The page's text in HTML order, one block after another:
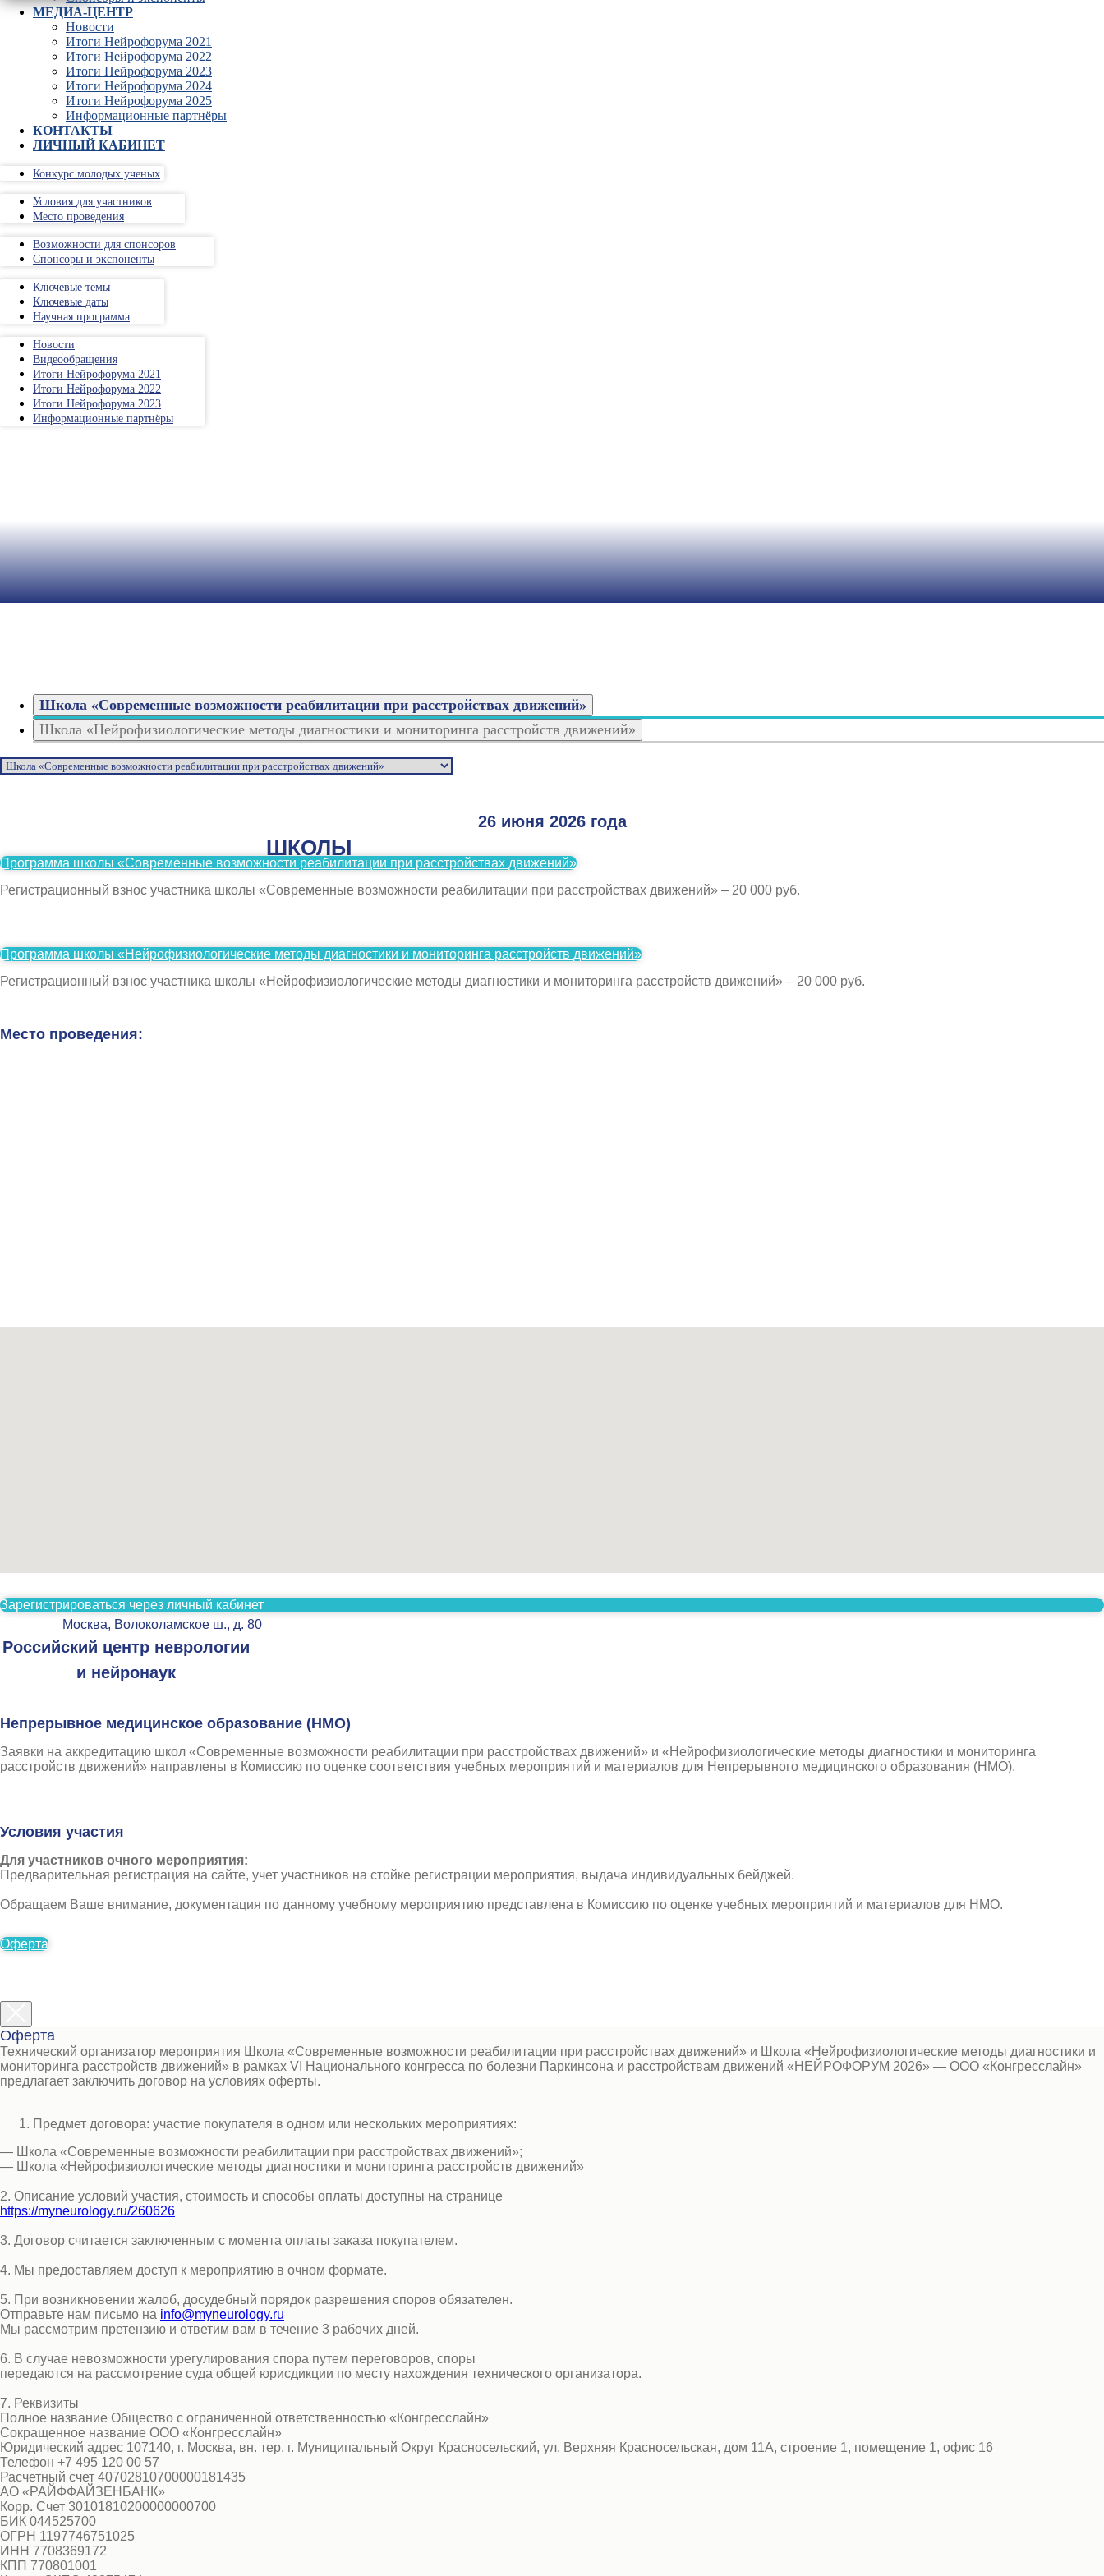
МЕДИА-ЦЕНТР
Новости
Итоги Нейрофорума 2021
Итоги Нейрофорума 2022
Итоги Нейрофорума 2023
Итоги Нейрофорума 2024
Итоги Нейрофорума 2025
Информационные партнёры
КОНТАКТЫ
ЛИЧНЫЙ КАБИНЕТ
Конкурс молодых ученых
Условия для участников
Место проведения
Возможности для спонсоров
Спонсоры и экспоненты
Ключевые темы
Ключевые даты
Научная программа
Новости
Видеообращения
Итоги Нейрофорума 2021
Итоги Нейрофорума 2022
Итоги Нейрофорума 2023
Информационные партнёры
ШКОЛЫ
Школа «Современные возможности реабилитации при расстройствах движений»
Школа «Нейрофизиологические методы диагностики и мониторинга расстройств движений»
26 июня 2026 года
Программа школы «Современные возможности реабилитации при расстройствах движений»
Регистрационный взнос участника школы «Современные возможности реабилитации при расстройствах движений» – 20 000 руб.
Программа школы «Нейрофизиологические методы диагностики и мониторинга расстройств движений»
Регистрационный взнос участника школы «Нейрофизиологические методы диагностики и мониторинга расстройств движений» – 20 000 руб.
Место проведения:
Москва, Волоколамское ш., д. 80
Российский центр неврологии
и нейронаук
Зарегистрироваться через личный кабинет
Непрерывное медицинское образование (НМО)
Заявки на аккредитацию школ «Современные возможности реабилитации при расстройствах движений» и «Нейрофизиологические методы диагностики и мониторинга
расстройств движений» направлены в Комиссию по оценке соответствия учебных мероприятий и материалов для Непрерывного медицинского образования (НМО).
Условия участия
Для участников очного мероприятия:
Предварительная регистрация на сайте, учет участников на стойке регистрации мероприятия, выдача индивидуальных бейджей.
Обращаем Ваше внимание, документация по данному учебному мероприятию представлена в Комиссию по оценке учебных мероприятий и материалов для НМО.
Оферта
Оферта
Технический организатор мероприятия Школа «Современные возможности реабилитации при расстройствах движений» и Школа «Нейрофизиологические методы диагностики и
мониторинга расстройств движений» в рамках VI Национального конгресса по болезни Паркинсона и расстройствам движений «НЕЙРОФОРУМ 2026» — ООО «Конгресслайн»
предлагает заключить договор на условиях оферты.
Предмет договора: участие покупателя в одном или нескольких мероприятиях:
— Школа «Современные возможности реабилитации при расстройствах движений»;
— Школа «Нейрофизиологические методы диагностики и мониторинга расстройств движений»
2. Описание условий участия, стоимость и способы оплаты доступны на странице
https://myneurology.ru/260626
3. Договор считается заключенным с момента оплаты заказа покупателем.
4. Мы предоставляем доступ к мероприятию в очном формате.
5. При возникновении жалоб, досудебный порядок разрешения споров обязателен.
Отправьте нам письмо на info@myneurology.ru
Мы рассмотрим претензию и ответим вам в течение 3 рабочих дней.
6. В случае невозможности урегулирования спора путем переговоров, споры
передаются на рассмотрение суда общей юрисдикции по месту нахождения технического организатора.
7. Реквизиты
Полное название Общество с ограниченной ответственностью «Конгресслайн»
Сокращенное название ООО «Конгресслайн»
Юридический адрес 107140, г. Москва, вн. тер. г. Муниципальный Округ Красносельский, ул. Верхняя Красносельская, дом 11А, строение 1, помещение 1, офис 16
Телефон +7 495 120 00 57
Расчетный счет 40702810700000181435
АО «РАЙФФАЙЗЕНБАНК»
Корр. Счет 30101810200000000700
БИК 044525700
ОГРН 1197746751025
ИНН 7708369172
КПП 770801001